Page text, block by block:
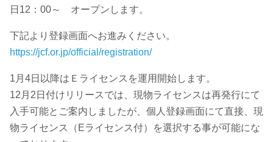
日12：00～ オープンします。
下記より登録画面へお進みください。
https://jcf.or.jp/official/registration/
1月4日以降はＥライセンスを運用開始します。
12月2日付けリリースでは、現物ライセンスは再発行にて
入手可能とご案内しましたが、個人登録画面にて直接、現
物ライセンス（Eライセンス付）を選択する事が可能にな